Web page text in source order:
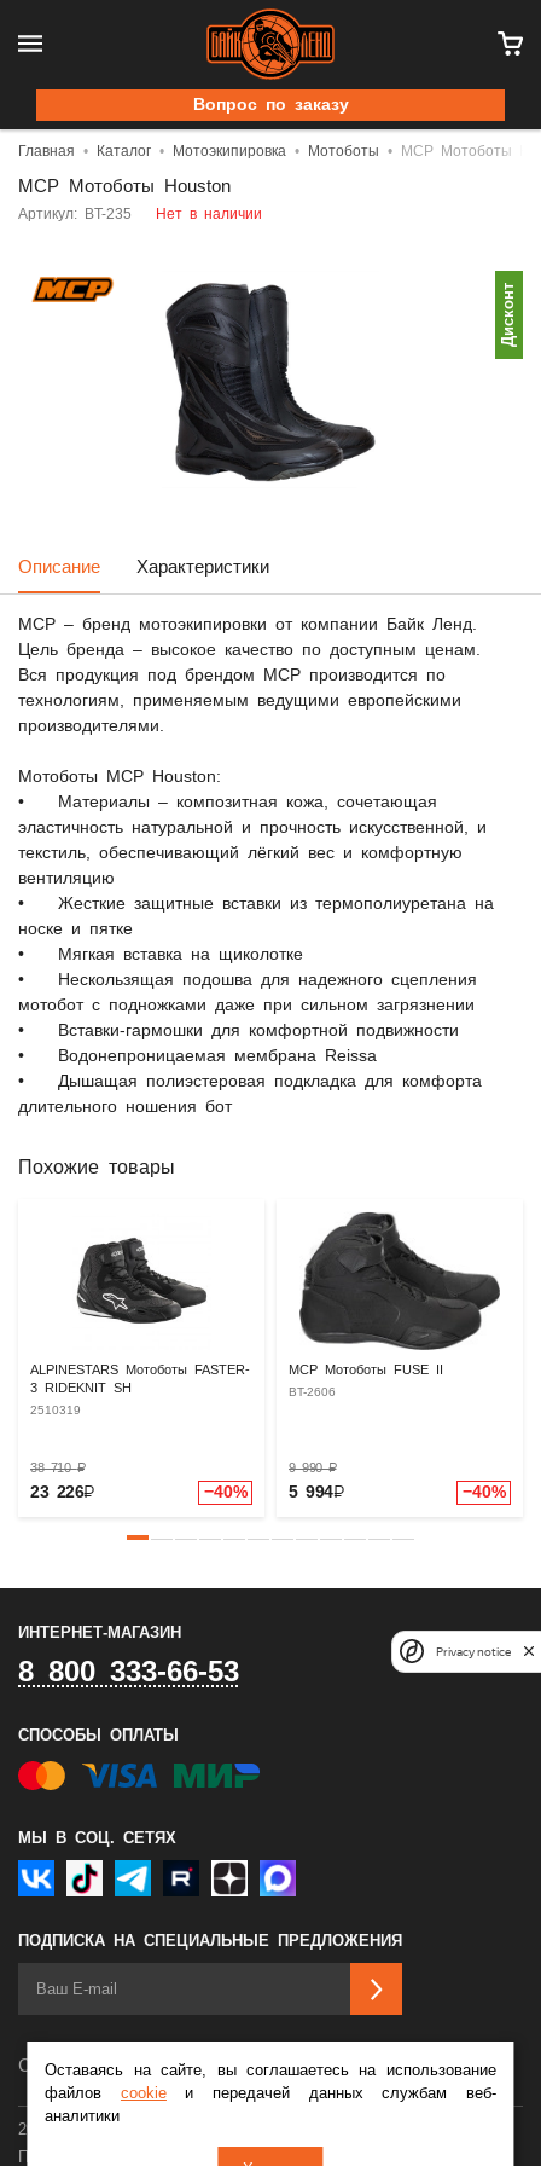
Вопрос по заказу
Главная Каталог Мотоэкипировка Мотоботы MCP Мотоботы
MCP Мотоботы Houston
Артикул: BT-235 Нет в наличии
Дисконт
Описание Характеристики
MCP – бренд мотоэкипировки от компании Байк Ленд.
Цель бренда – высокое качество по доступным ценам.
Вся продукция под брендом MCP производится по
технологиям, применяемым ведущими европейскими
производителями.
Мотоботы MCP Houston:
• Материалы – композитная кожа, сочетающая
эластичность натуральной и прочность искусственной, и
текстиль, обеспечивающий лёгкий вес и комфортную
вентиляцию
• Жесткие защитные вставки из термополиуретана на
носке и пятке
• Мягкая вставка на щиколотке
• Нескользящая подошва для надежного сцепления
мотобот с подножками даже при сильном загрязнении
• Вставки-гармошки для комфортной подвижности
• Водонепроницаемая мембрана Reissa
• Дышащая полиэстеровая подкладка для комфорта
длительного ношения бот
Похожие товары
ALPINESTARS Мотоботы FASTER-
3 RIDEKNIT SH
2510319
38 710₽
23 226₽ −40%
MCP Мотоботы FUSE II
BT-2606
9 990₽
5 994₽ −40%
ИНТЕРНЕТ-МАГАЗИН
8 800 333-66-53
СПОСОБЫ ОПЛАТЫ
МЫ В СОЦ. СЕТЯХ
ПОДПИСКА НА СПЕЦИАЛЬНЫЕ ПРЕДЛОЖЕНИЯ
Сделано в
2026 © Мотосалон Байк Ленд
Оставаясь на сайте, вы соглашаетесь на использование
файлов cookieи передачей данных службам веб-
аналитики
Privacy notice